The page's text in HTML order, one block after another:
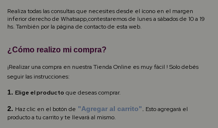
Realiza todas las consultas que necesites desde el ícono en el margen
inferior derecho de Whatsapp,contestaremos de lunes a sábados de 10 a 19
hs. También por la página de contacto de esta web.
¿Cómo realizo mi compra?
¡Realizar una compra en nuestra Tienda Online es muy fácil ! Solo debés
seguir las instrucciones:
1. Elige el producto que deseas comprar.
2. Haz clic en el botón de "Agregar al carrito" Esto agregará el
producto a tu carrito y te llevará al mismo.